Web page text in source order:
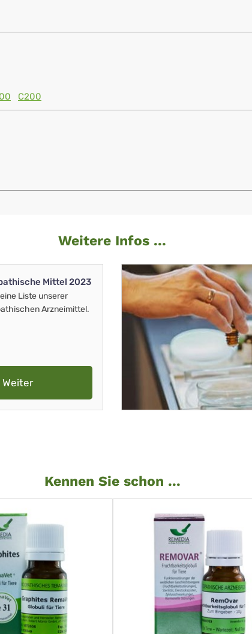
C200
Weitere Infos ...
Mittel 2023
Liste unserer
Arzneimittel.
Weiter
Kennen Sie schon ...